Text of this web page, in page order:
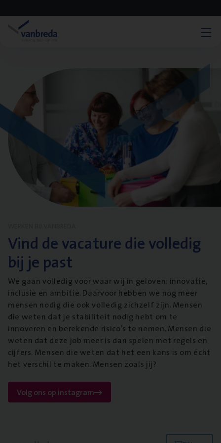
Vind de vacature die volledig
bij je past
We gaan volledig voor waar wij in geloven: innovatie,
inclusie en ambitie. Daarvoor hebben we nog meer
mensen nodig die ook volledig zichzelf zijn. Mensen
die weten dat je stabiliteit nodig hebt om te
innoveren en berekende risico’s te nemen. Mensen die
weten dat deze job meer is dan spelen met regels en
cijfers. Mensen die weten dat het een kans is om écht
het verschil te maken. Mensen zoals jij?
Volg ons op instagram